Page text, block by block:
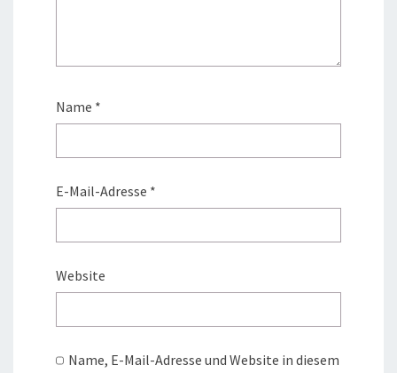
Name *
E-Mail-Adresse *
Website
Name, E-Mail-Adresse und Website in diesem